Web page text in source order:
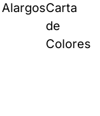
AlargosCarta
de
Colores